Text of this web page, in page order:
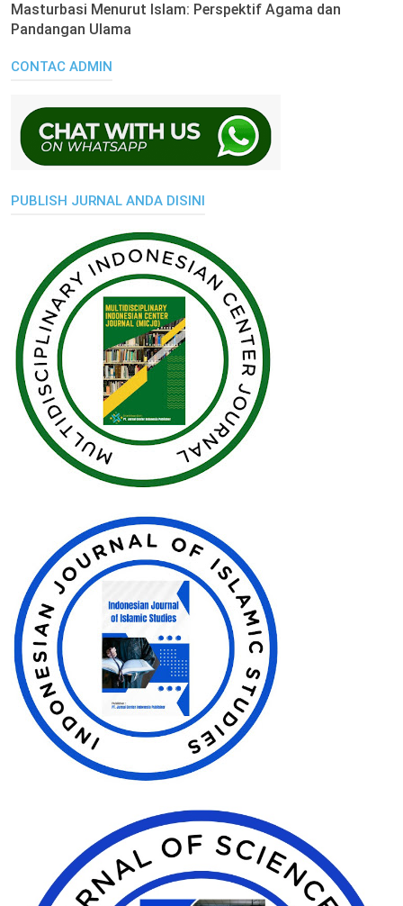
Masturbasi Menurut Islam: Perspektif Agama dan
Pandangan Ulama
CONTAC ADMIN
PUBLISH JURNAL ANDA DISINI